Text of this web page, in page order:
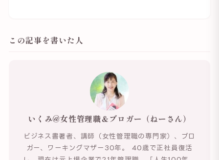
この記事を書いた人
いくみ@女性管理職＆ブロガー（ねーさん）
ビジネス書著者、講師（女性管理職の専門家）、ブロ
ガー、ワーキングマザー30年。 40歳で正社員復活